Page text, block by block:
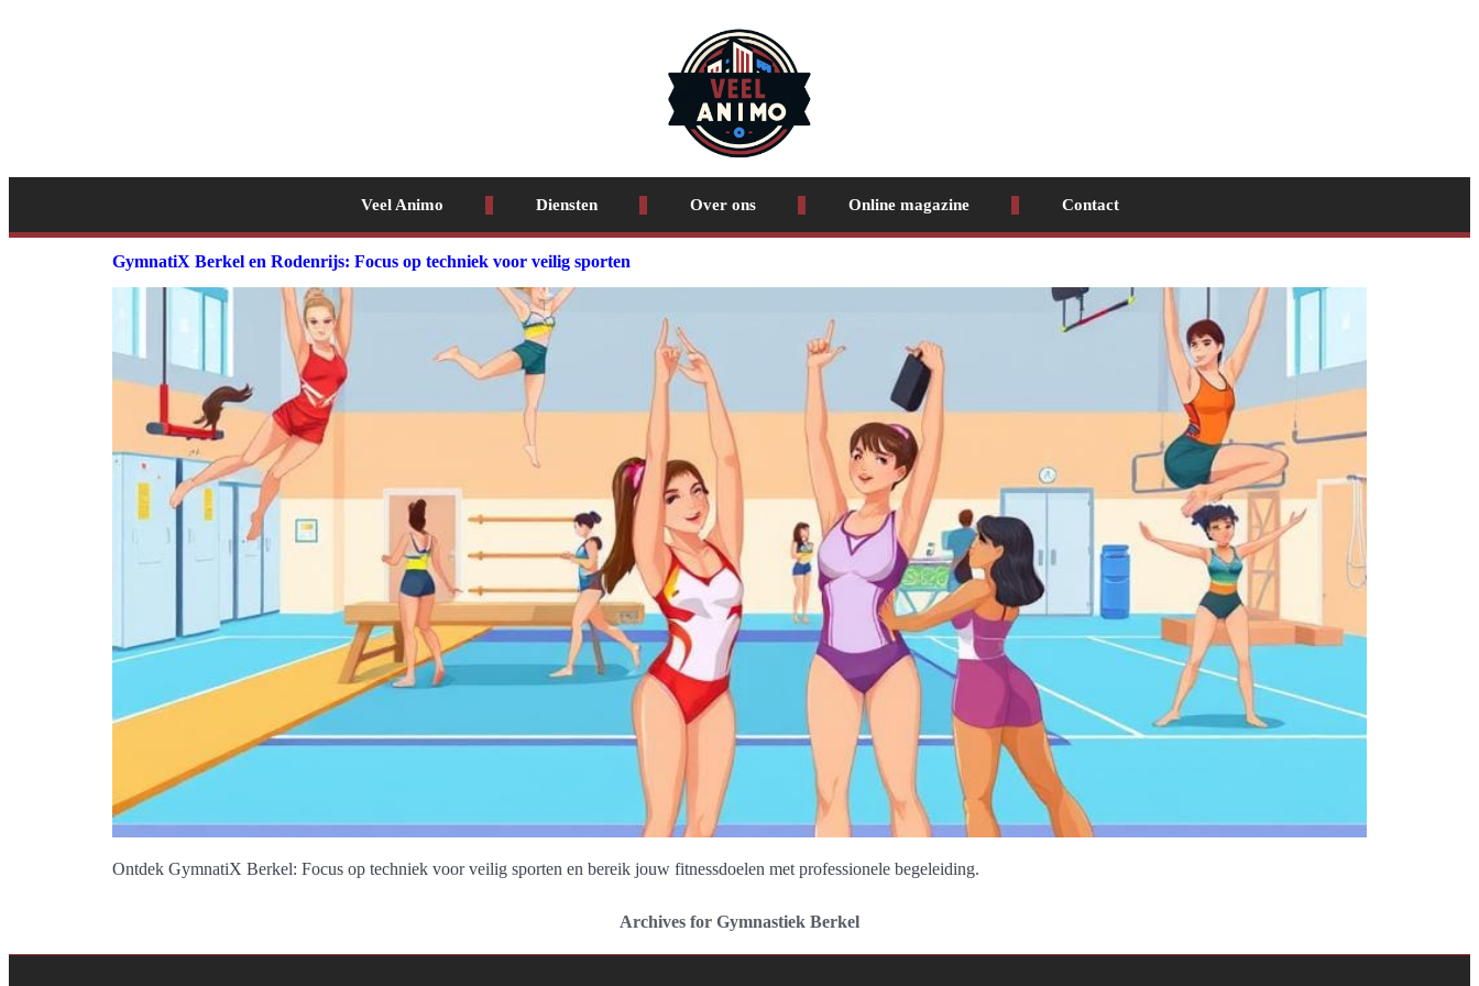
Veel Animo Diensten Over ons Online magazine Contact
GymnatiX Berkel en Rodenrijs: Focus op techniek voor veilig sporten
Ontdek GymnatiX Berkel: Focus op techniek voor veilig sporten en bereik jouw fitnessdoelen met professionele begeleiding.
Archives for Gymnastiek Berkel